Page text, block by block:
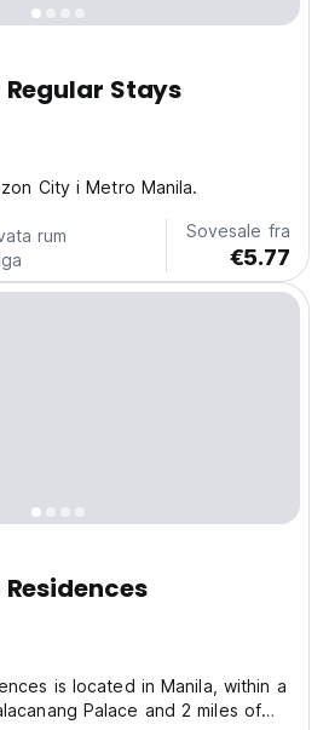
Stays
City i Metro Manila.
rum
Sovesale fra
€5.77
Residences
is located in Manila, within a
Palace and 2 miles of